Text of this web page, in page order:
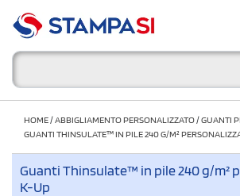
HOME/ABBIGLIAMENTO PERSONALIZZATO/GUANTI
GUANTI THINSULATE™ IN PILE 240 G/M²
Guanti Thinsulate™ in pile 240 g/m²
K-Up